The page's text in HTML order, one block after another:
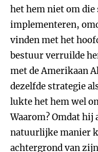
het hem niet om
implementeren,
vinden met het
bestuur verruilde
met de Amerikaan
dezelfde strategie
lukte het hem wel
Waarom? Omdat hij
natuurlijke manier
achtergrond van